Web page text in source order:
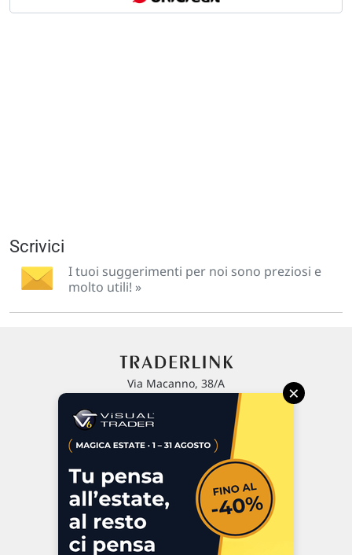
Scrivici
I tuoi suggerimenti per noi sono preziosi e
molto utili! »
Via Macanno, 38/A
P.IVA 02 452 460 401
Commenti e segnalazioni
Contattaci
×